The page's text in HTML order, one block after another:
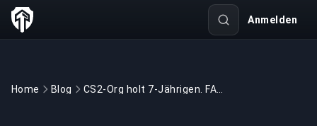
Anmelden
Home Blog